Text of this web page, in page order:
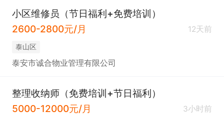
小区维修员（节日福利+免费培训）
2600-2800元/月
12天前
泰山区
泰安市诚合物业管理有限公司
整理收纳师（免费培训+节日福利）
5000-12000元/月
3小时前